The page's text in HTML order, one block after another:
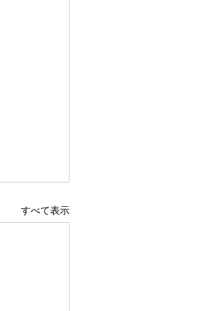
すべて表示